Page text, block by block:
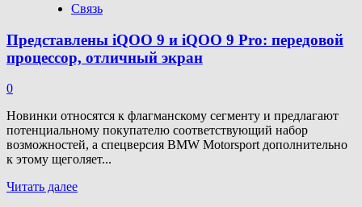
Связь
Представлены iQOO 9 и iQOO 9 Pro: передовой
процессор, отличный экран
0
Новинки относятся к флагманскому сегменту и предлагают
потенциальному покупателю соответствующий набор
возможностей, а спецверсия BMW Motorsport дополнительно
к этому щеголяет...
Читать далееПрочитать